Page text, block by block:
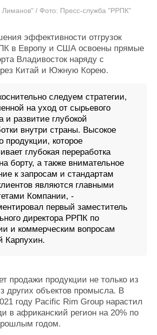
/ Фото: Пресс-служба "РРПК"
эффективности отгрузок
в Европу и США освоены прямые
Владивосток наряду с
Китай и Южную Корею.
следуем стратегии,
на уход от сырьевого
и развитие глубокой
внутри страны. Высокое
продукции, которое
глубокая переработка
борту, а также внимательное
к запросам и стандартам
являются главными
Компании, -
первый заместитель
директора РРПК по
и коммерческим вопросам
Карпухин.
продажи продукции не только из
других объектов промысла. В
году Pacific Rim Group нарастил
в африканский регион на 20% по
годом.